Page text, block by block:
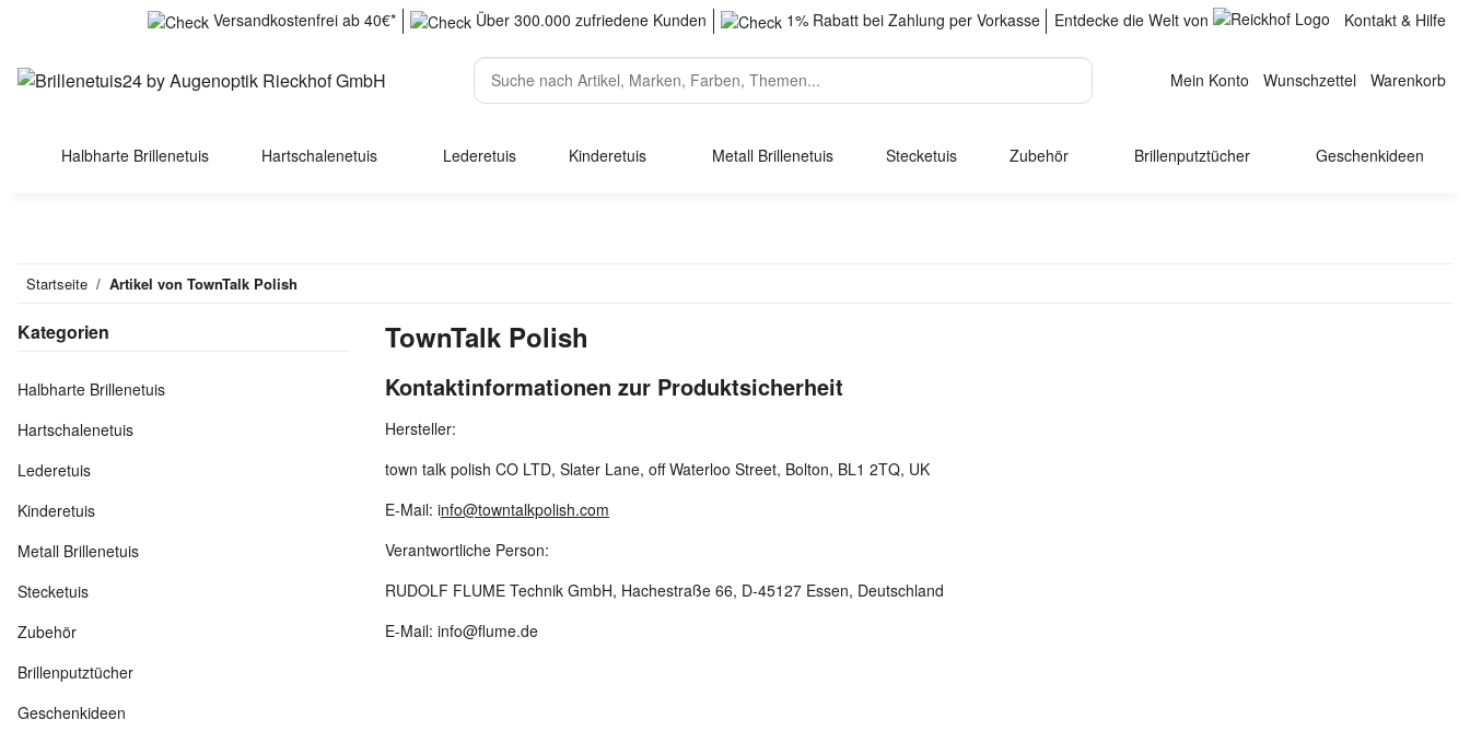
Kontakt & Hilfe
Versandkostenfrei ab 40€* Über 300.000 zufriedene Kunden 1% Rabatt bei Zahlung per Vorkasse Entdecke die Welt von
Mein Konto Wunschzettel Warenkorb
Halbharte Brillenetuis Hartschalenetuis Lederetuis Kinderetuis Metall Brillenetuis Stecketuis Zubehör Brillenputztücher Geschenkideen
Startseite Artikel von TownTalk Polish
TownTalk Polish
Kontaktinformationen zur Produktsicherheit
Hersteller:
town talk polish CO LTD, Slater Lane, off Waterloo Street, Bolton, BL1 2TQ, UK
E-Mail: info@towntalkpolish.com
Verantwortliche Person:
RUDOLF FLUME Technik GmbH, Hachestraße 66, D-45127 Essen, Deutschland
E-Mail: info@flume.de
Kategorien
Halbharte Brillenetuis
Hartschalenetuis
Lederetuis
Kinderetuis
Metall Brillenetuis
Stecketuis
Zubehör
Brillenputztücher
Geschenkideen